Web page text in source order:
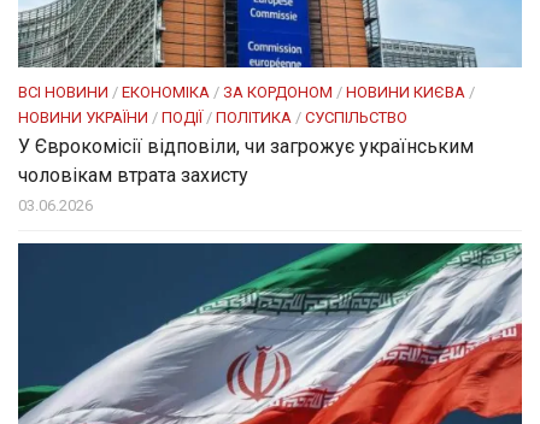
ВСІ НОВИНИ / ЕКОНОМІКА / ЗА КОРДОНОМ / НОВИНИ КИЄВА /
НОВИНИ УКРАЇНИ / ПОДІЇ / ПОЛІТИКА / СУСПІЛЬСТВО
У Єврокомісії відповіли, чи загрожує українським
чоловікам втрата захисту
03.06.2026